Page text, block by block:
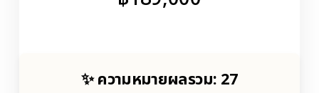
✨ ความหมายผลรวม: 27